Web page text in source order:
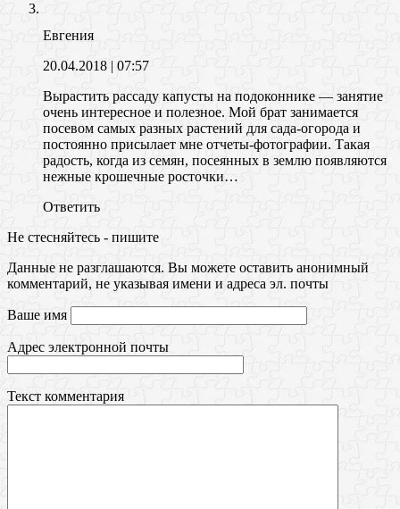
Евгения
20.04.2018 | 07:57
Вырастить рассаду капусты на подоконнике — занятие
очень интересное и полезное. Мой брат занимается
посевом самых разных растений для сада-огорода и
постоянно присылает мне отчеты-фотографии. Такая
радость, когда из семян, посеянных в землю появляются
нежные крошечные росточки…
Ответить
Не стесняйтесь - пишите
Данные не разглашаются. Вы можете оставить анонимный
комментарий, не указывая имени и адреса эл. почты
Ваше имя
Адрес электронной почты
Текст комментария